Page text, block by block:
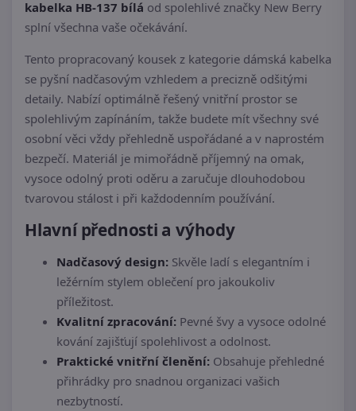
kabelka HB-137 bílá od spolehlivé značky New Berry
splní všechna vaše očekávání.
Tento propracovaný kousek z kategorie dámská kabelka
se pyšní nadčasovým vzhledem a precizně odšitými
detaily. Nabízí optimálně řešený vnitřní prostor se
spolehlivým zapínáním, takže budete mít všechny své
osobní věci vždy přehledně uspořádané a v naprostém
bezpečí. Materiál je mimořádně příjemný na omak,
vysoce odolný proti oděru a zaručuje dlouhodobou
tvarovou stálost i při každodenním používání.
Hlavní přednosti a výhody
Nadčasový design: Skvěle ladí s elegantním i
ležérním stylem oblečení pro jakoukoliv
příležitost.
Kvalitní zpracování: Pevné švy a vysoce odolné
kování zajišťují spolehlivost a odolnost.
Praktické vnitřní členění: Obsahuje přehledné
přihrádky pro snadnou organizaci vašich
nezbytností.